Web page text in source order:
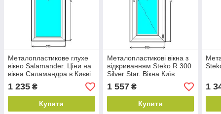
Металопластикове глухе
вікно Salamander. Ціни на
вікна Саламандра в Києві
1 235 ₴
Купити
Металопластикові вікна з
відкриванням Steko R 300
Silver Star. Вікна Київ
1 557₴
Купити
1